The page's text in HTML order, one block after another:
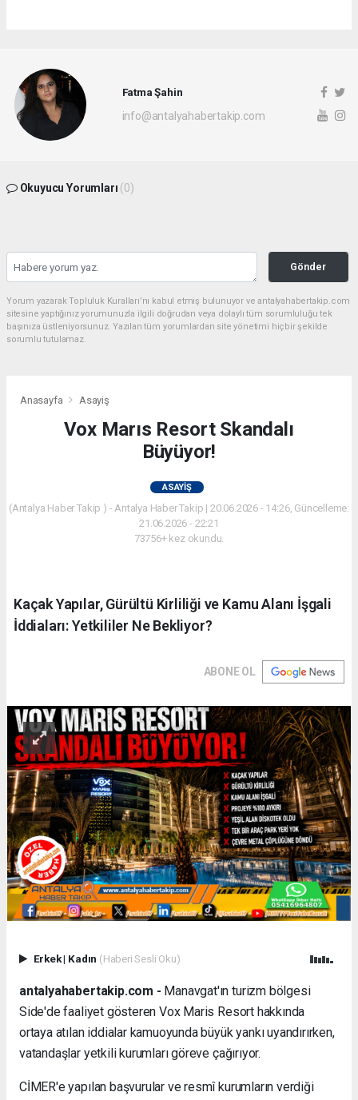
Fatma Şahin
info@antalyahabertakip.com
Okuyucu Yorumları (0)
Gönder
Yorum yazarak Topluluk Kuralları’nı kabul etmiş bulunuyor ve antalyahabertakip.com
sitesine yaptığınız yorumunuzla ilgili doğrudan veya dolaylı tüm sorumluluğu tek
başınıza üstleniyorsunuz. Yazılan tüm yorumlardan site yönetimi hiçbir şekilde
sorumlu tutulamaz.
Anasayfa Asayiş
Vox Marıs Resort Skandalı
Büyüyor!
ASAYIŞ
(Antalya Haber Takip ) - Antalya Haber Takip | 20.06.2026 - 14:26, Güncelleme:
21.06.2026 - 22:21
73756+ kez okundu.
Kaçak Yapılar, Gürültü Kirliliği ve Kamu Alanı İşgali
İddiaları: Yetkililer Ne Bekliyor?
ABONE OL
Erkek| Kadın (Haberi Sesli Oku)
antalyahabertakip.com - Manavgat'ın turizm bölgesi
Side'de faaliyet gösteren Vox Maris Resort hakkında
ortaya atılan iddialar kamuoyunda büyük yankı uyandırırken,
vatandaşlar yetkili kurumları göreve çağırıyor.
CİMER'e yapılan başvurular ve resmî kurumların verdiği